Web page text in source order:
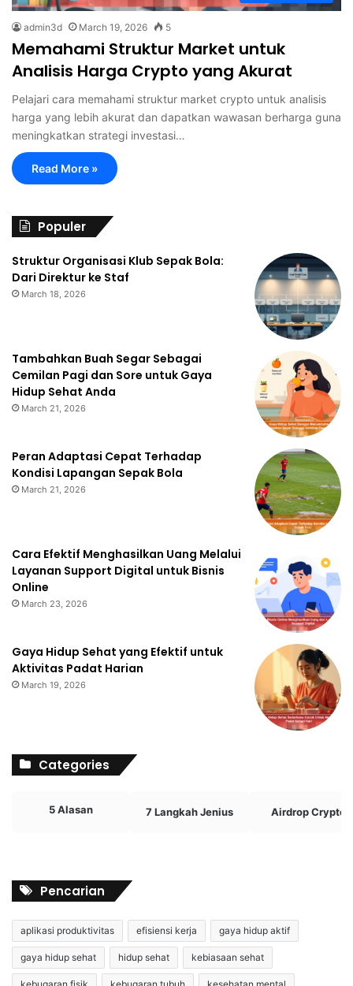
admin3d March 19, 2026 5
Memahami Struktur Market untuk
Analisis Harga Crypto yang Akurat
Pelajari cara memahami struktur market crypto untuk analisis
harga yang lebih akurat dan dapatkan wawasan berharga guna
meningkatkan strategi investasi…
Read More »
Populer
Struktur Organisasi Klub Sepak Bola:
Dari Direktur ke Staf
March 18, 2026
Tambahkan Buah Segar Sebagai
Cemilan Pagi dan Sore untuk Gaya
Hidup Sehat Anda
March 21, 2026
Peran Adaptasi Cepat Terhadap
Kondisi Lapangan Sepak Bola
March 21, 2026
Cara Efektif Menghasilkan Uang Melalui
Layanan Support Digital untuk Bisnis
Online
March 23, 2026
Gaya Hidup Sehat yang Efektif untuk
Aktivitas Padat Harian
March 19, 2026
Categories
5 Alasan 7 Langkah Jenius Airdrop Crypto
Pencarian
aplikasi produktivitas efisiensi kerja gaya hidup aktif
gaya hidup sehat hidup sehat kebiasaan sehat